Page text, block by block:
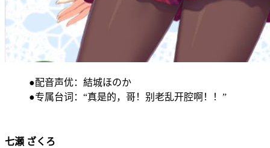
●配音声优：結城ほのか
●专属台词：“真是的，哥！别老乱开腔啊！！”
七瀬 ざくろ